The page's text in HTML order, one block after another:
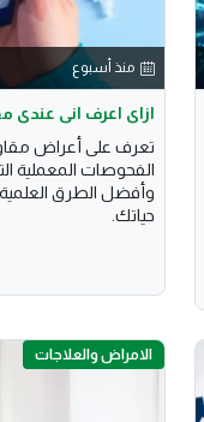
منذ أسبوع
ازاى اعرف انى عندى
تعرف على أعراض
وأفضل الطرق
حياتك.
الامراض والعلاجات